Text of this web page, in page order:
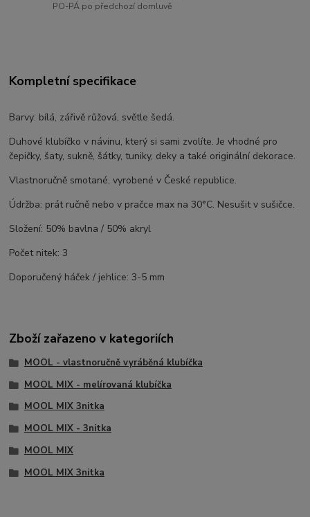
PO-PÁ po předchozí domluvě
Kompletní specifikace
Barvy: bílá, zářivě růžová, světle šedá.
Duhové klubíčko v návinu, který si sami zvolíte. Je vhodné pro
čepičky, šaty, sukně, šátky, tuniky, deky a také originální dekorace.
Vlastnoručně smotané, vyrobené v České republice.
Údržba: prát ručně nebo v pračce max na 30°C. Nesušit v sušičce.
Složení: 50% bavlna / 50% akryl
Počet nitek: 3
Doporučený háček / jehlice: 3-5 mm
Zboží zařazeno v kategoriích
MOOL - vlastnoručně vyráběná klubíčka
MOOL MIX - melírovaná klubíčka
MOOL MIX 3nitka
MOOL MIX - 3nitka
MOOL MIX
MOOL MIX 3nitka